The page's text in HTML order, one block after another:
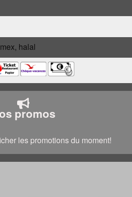
halal
promos
les promotions du moment!